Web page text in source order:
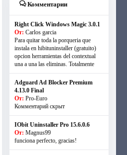
Комментарии
Right Click Windows Magic 3.0.1
От: Carlos garcia
Para quitar toda la porqueria que
instala en hibituninstaller (gratuito)
opcion herramientas del contextual
una a una las eliminas. Totalmente
Adguard Ad Blocker Premium
4.13.0 Final
От: Pro-Euro
Комментарий скрыт
IObit Uninstaller Pro 15.6.0.6
От: Magnus99
funciona perfecto, gracias!